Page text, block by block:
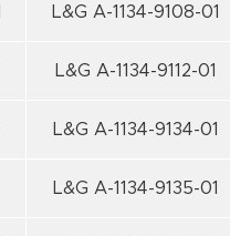
L&G A-1134-9108-01
L&G A-1134-9112-01
L&G A-1134-9134-01
L&G A-1134-9135-01